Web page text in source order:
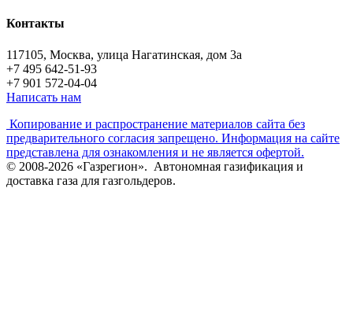
Контакты
117105, Москва, улица Нагатинская, дом 3а
+7 495 642-51-93
+7 901 572-04-04
Написать нам
Копирование и распространение материалов сайта без
предварительного согласия запрещено. Информация на сайте
представлена для ознакомления и не является офертой.
© 2008-2026 «Газрегион». Автономная газификация и
доставка газа для газгольдеров.